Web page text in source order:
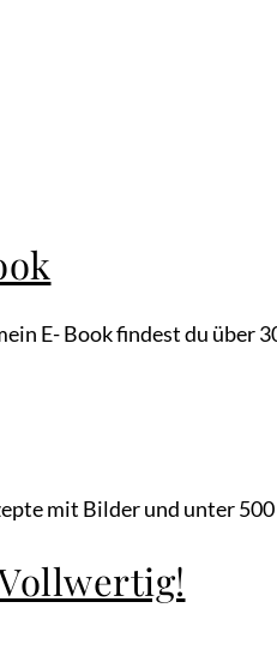
E- Book findest du über
mit Bilder und unter